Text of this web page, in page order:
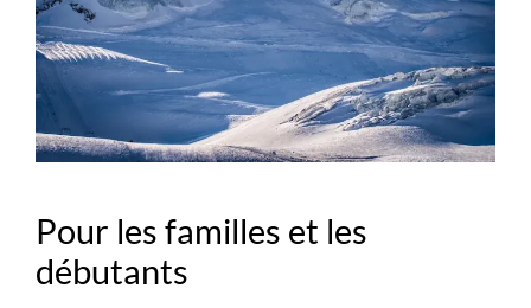
Pour les familles et les
débutants